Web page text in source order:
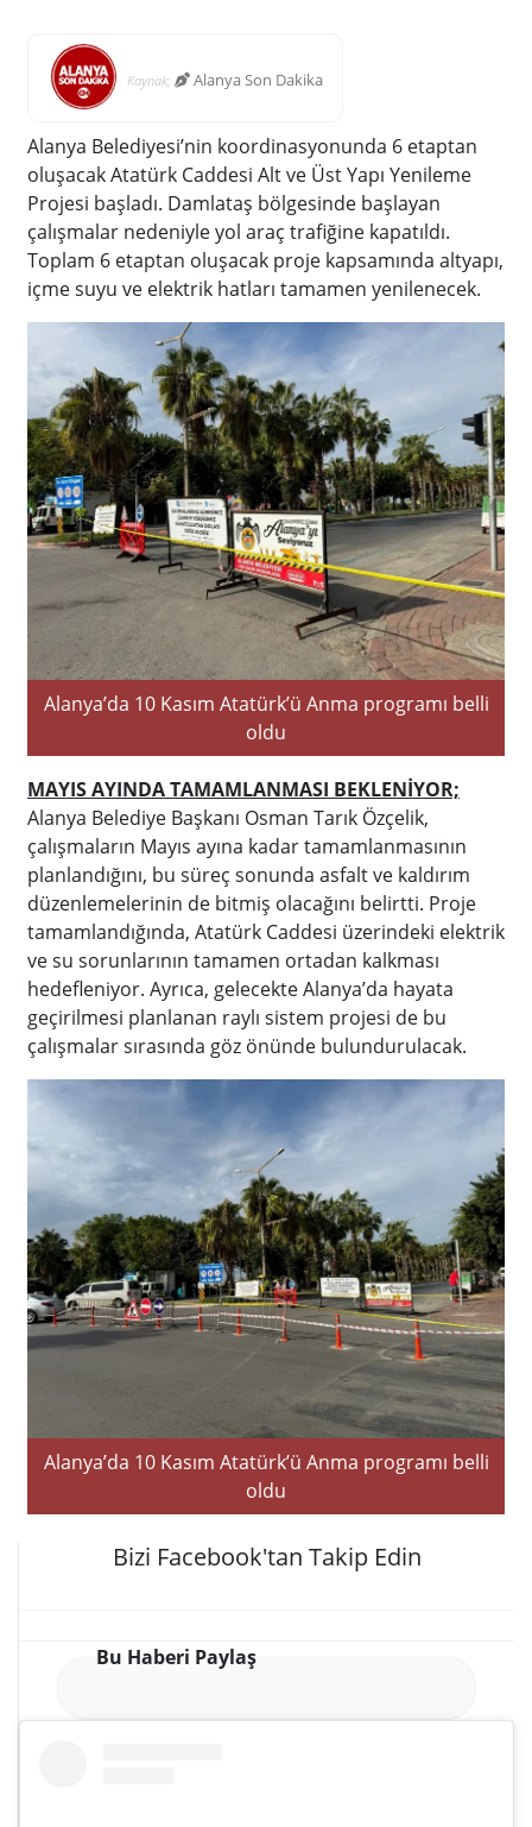
Kaynak; Alanya Son Dakika
Alanya Belediyesi’nin koordinasyonunda 6 etaptan
oluşacak Atatürk Caddesi Alt ve Üst Yapı Yenileme
Projesi başladı. Damlataş bölgesinde başlayan
çalışmalar nedeniyle yol araç trafiğine kapatıldı.
Toplam 6 etaptan oluşacak proje kapsamında altyapı,
içme suyu ve elektrik hatları tamamen yenilenecek.
Alanya’da 10 Kasım Atatürk’ü Anma programı belli
oldu
MAYIS AYINDA TAMAMLANMASI BEKLENİYOR;
Alanya Belediye Başkanı Osman Tarık Özçelik,
çalışmaların Mayıs ayına kadar tamamlanmasının
planlandığını, bu süreç sonunda asfalt ve kaldırım
düzenlemelerinin de bitmiş olacağını belirtti. Proje
tamamlandığında, Atatürk Caddesi üzerindeki elektrik
ve su sorunlarının tamamen ortadan kalkması
hedefleniyor. Ayrıca, gelecekte Alanya’da hayata
geçirilmesi planlanan raylı sistem projesi de bu
çalışmalar sırasında göz önünde bulundurulacak.
Alanya’da 10 Kasım Atatürk’ü Anma programı belli
oldu
Bizi Facebook'tan Takip Edin
Bu Haberi Paylaş